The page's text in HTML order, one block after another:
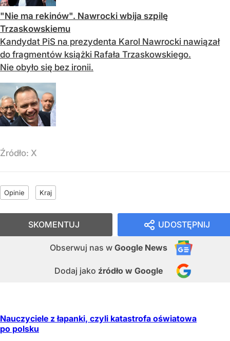
"Nie ma rekinów". Nawrocki wbija szpilę
Trzaskowskiemu
Kandydat PiS na prezydenta Karol Nawrocki nawiązał
do fragmentów książki Rafała Trzaskowskiego.
Nie obyło się bez ironii.
Źródło: X
Opinie Kraj
UDOSTĘPNIJ
Obserwuj nas w Google News
Dodaj jako źródło w Google
SKOMENTUJ
Nauczyciele z łapanki, czyli katastrofa oświatowa
po polsku